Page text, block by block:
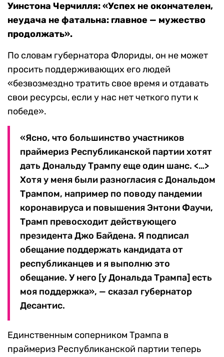
Уинстона Черчилля: «Успех не окончателен,
неудача не фатальна: главное — мужество
продолжать».
По словам губернатора Флориды, он не может
просить поддерживающих его людей
«безвозмездно тратить свое время и отдавать
свои ресурсы, если у нас нет четкого пути к
победе».
«Ясно, что большинство участников
праймериз Республиканской партии хотят
дать Дональду Трампу еще один шанс. <…>
Хотя у меня были разногласия с Дональдом
Трампом, например по поводу пандемии
коронавируса и повышения Энтони Фаучи,
Трамп превосходит действующего
президента Джо Байдена. Я подписал
обещание поддержать кандидата от
республиканцев и я выполню это
обещание. У него [у Дональда Трампа] есть
моя поддержка», — сказал губернатор
Десантис.
Единственным соперником Трампа в
праймериз Республиканской партии теперь